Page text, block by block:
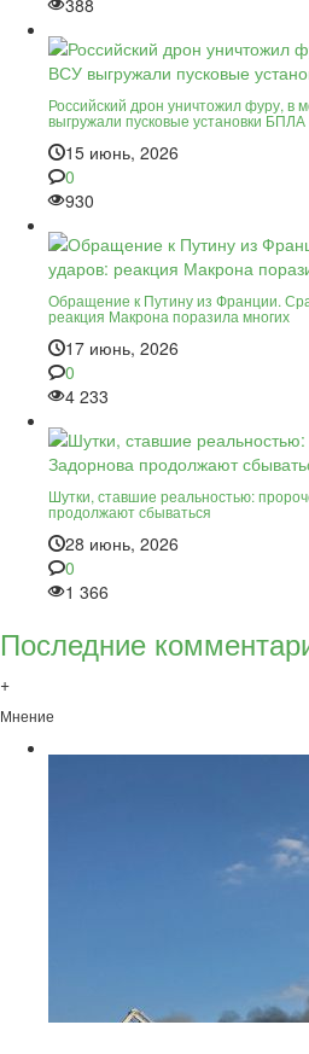
388
Российский дрон уничтожил фуру, в
выгружали пусковые установки
15 июнь, 2026
0
930
Обращение к Путину из Франции.
реакция Макрона поразила многих
17 июнь, 2026
0
4 233
Шутки, ставшие реальностью:
продолжают сбываться
28 июнь, 2026
0
1 366
Последние
+
Мнение